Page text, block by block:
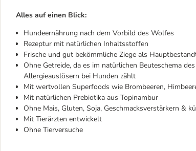
Alles auf einen Blick:
Hundeernährung nach dem Vorbild des Wolfes
Rezeptur mit natürlichen Inhaltsstoffen
Frische und gut bekömmliche Ziege als
Ohne Getreide, da es im natürlichen Beuteschema
Allergieauslösern bei Hunden zählt
Mit wertvollen Superfoods wie Brombeeren,
Mit natürlichen Prebiotika aus Topinambur
Ohne Mais, Gluten, Soja, Geschmacksverstärkern &
Mit Tierärzten entwickelt
Ohne Tierversuche